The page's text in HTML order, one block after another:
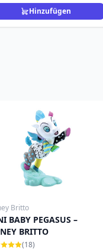
Hinzufügen
Britto
BABY PEGASUS –
BRITTO
(18)